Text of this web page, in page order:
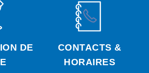
DE
CONTACTS &
HORAIRES